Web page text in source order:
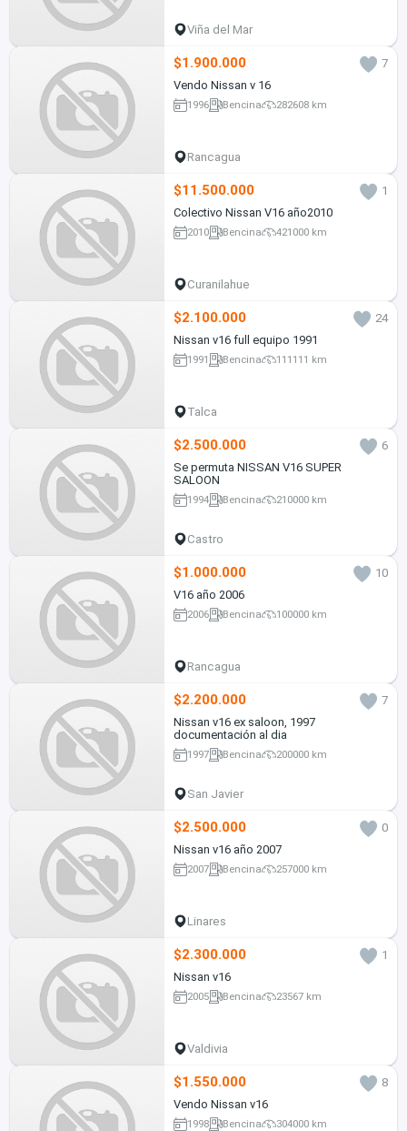
Viña del Mar
$1.900.000
7
Vendo Nissan v 16
1996 Bencina 282608 km
Rancagua
$11.500.000
1
Colectivo Nissan V16 año2010
2010 Bencina 421000 km
Curanilahue
$2.100.000
24
Nissan v16 full equipo 1991
1991 Bencina 111111 km
Talca
$2.500.000
6
Se permuta NISSAN V16 SUPER
SALOON
1994 Bencina 210000 km
Castro
$1.000.000
10
V16 año 2006
2006 Bencina 100000 km
Rancagua
$2.200.000
7
Nissan v16 ex saloon, 1997
documentación al dia
1997 Bencina 200000 km
San Javier
$2.500.000
0
Nissan v16 año 2007
2007 Bencina 257000 km
Linares
$2.300.000
1
Nissan v16
2005 Bencina 23567 km
Valdivia
$1.550.000
8
Vendo Nissan v16
1998 Bencina 304000 km